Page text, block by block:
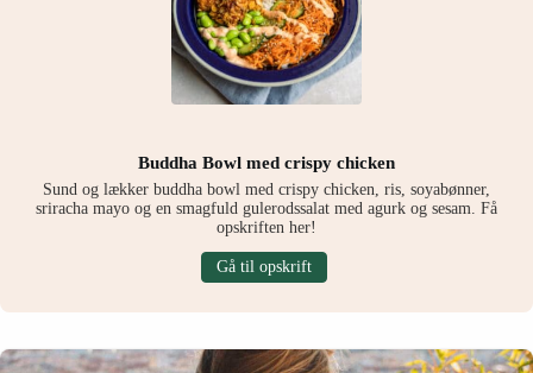
Buddha Bowl med crispy chicken
Sund og lækker buddha bowl med crispy chicken, ris, soyabønner,
sriracha mayo og en smagfuld gulerodssalat med agurk og sesam. Få
opskriften her!
Gå til opskrift